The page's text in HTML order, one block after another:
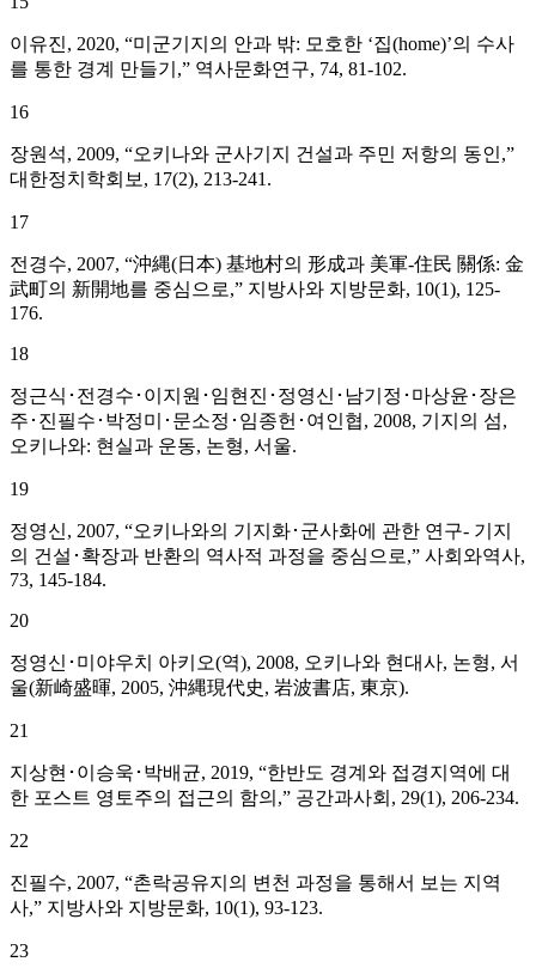
이유진, 2020, “미군기지의 안과 밖: 모호한 ‘집(home)’의 수사
를 통한 경계 만들기,” 역사문화연구, 74, 81-102.
16
장원석, 2009, “오키나와 군사기지 건설과 주민 저항의 동인,”
대한정치학회보, 17(2), 213-241.
17
전경수, 2007, “沖縄(日本) 基地村의 形成과 美軍-住民 關係: 金
武町의 新開地를 중심으로,” 지방사와 지방문화, 10(1), 125-
176.
18
정근식･전경수･이지원･임현진･정영신･남기정･마상윤･장은
주･진필수･박정미･문소정･임종헌･여인협, 2008, 기지의 섬,
오키나와: 현실과 운동, 논형, 서울.
19
정영신, 2007, “오키나와의 기지화･군사화에 관한 연구- 기지
의 건설･확장과 반환의 역사적 과정을 중심으로,” 사회와역사,
73, 145-184.
20
정영신･미야우치 아키오(역), 2008, 오키나와 현대사, 논형, 서
울(新崎盛暉, 2005, 沖縄現代史, 岩波書店, 東京).
21
지상현･이승욱･박배균, 2019, “한반도 경계와 접경지역에 대
한 포스트 영토주의 접근의 함의,” 공간과사회, 29(1), 206-234.
22
진필수, 2007, “촌락공유지의 변천 과정을 통해서 보는 지역
사,” 지방사와 지방문화, 10(1), 93-123.
23